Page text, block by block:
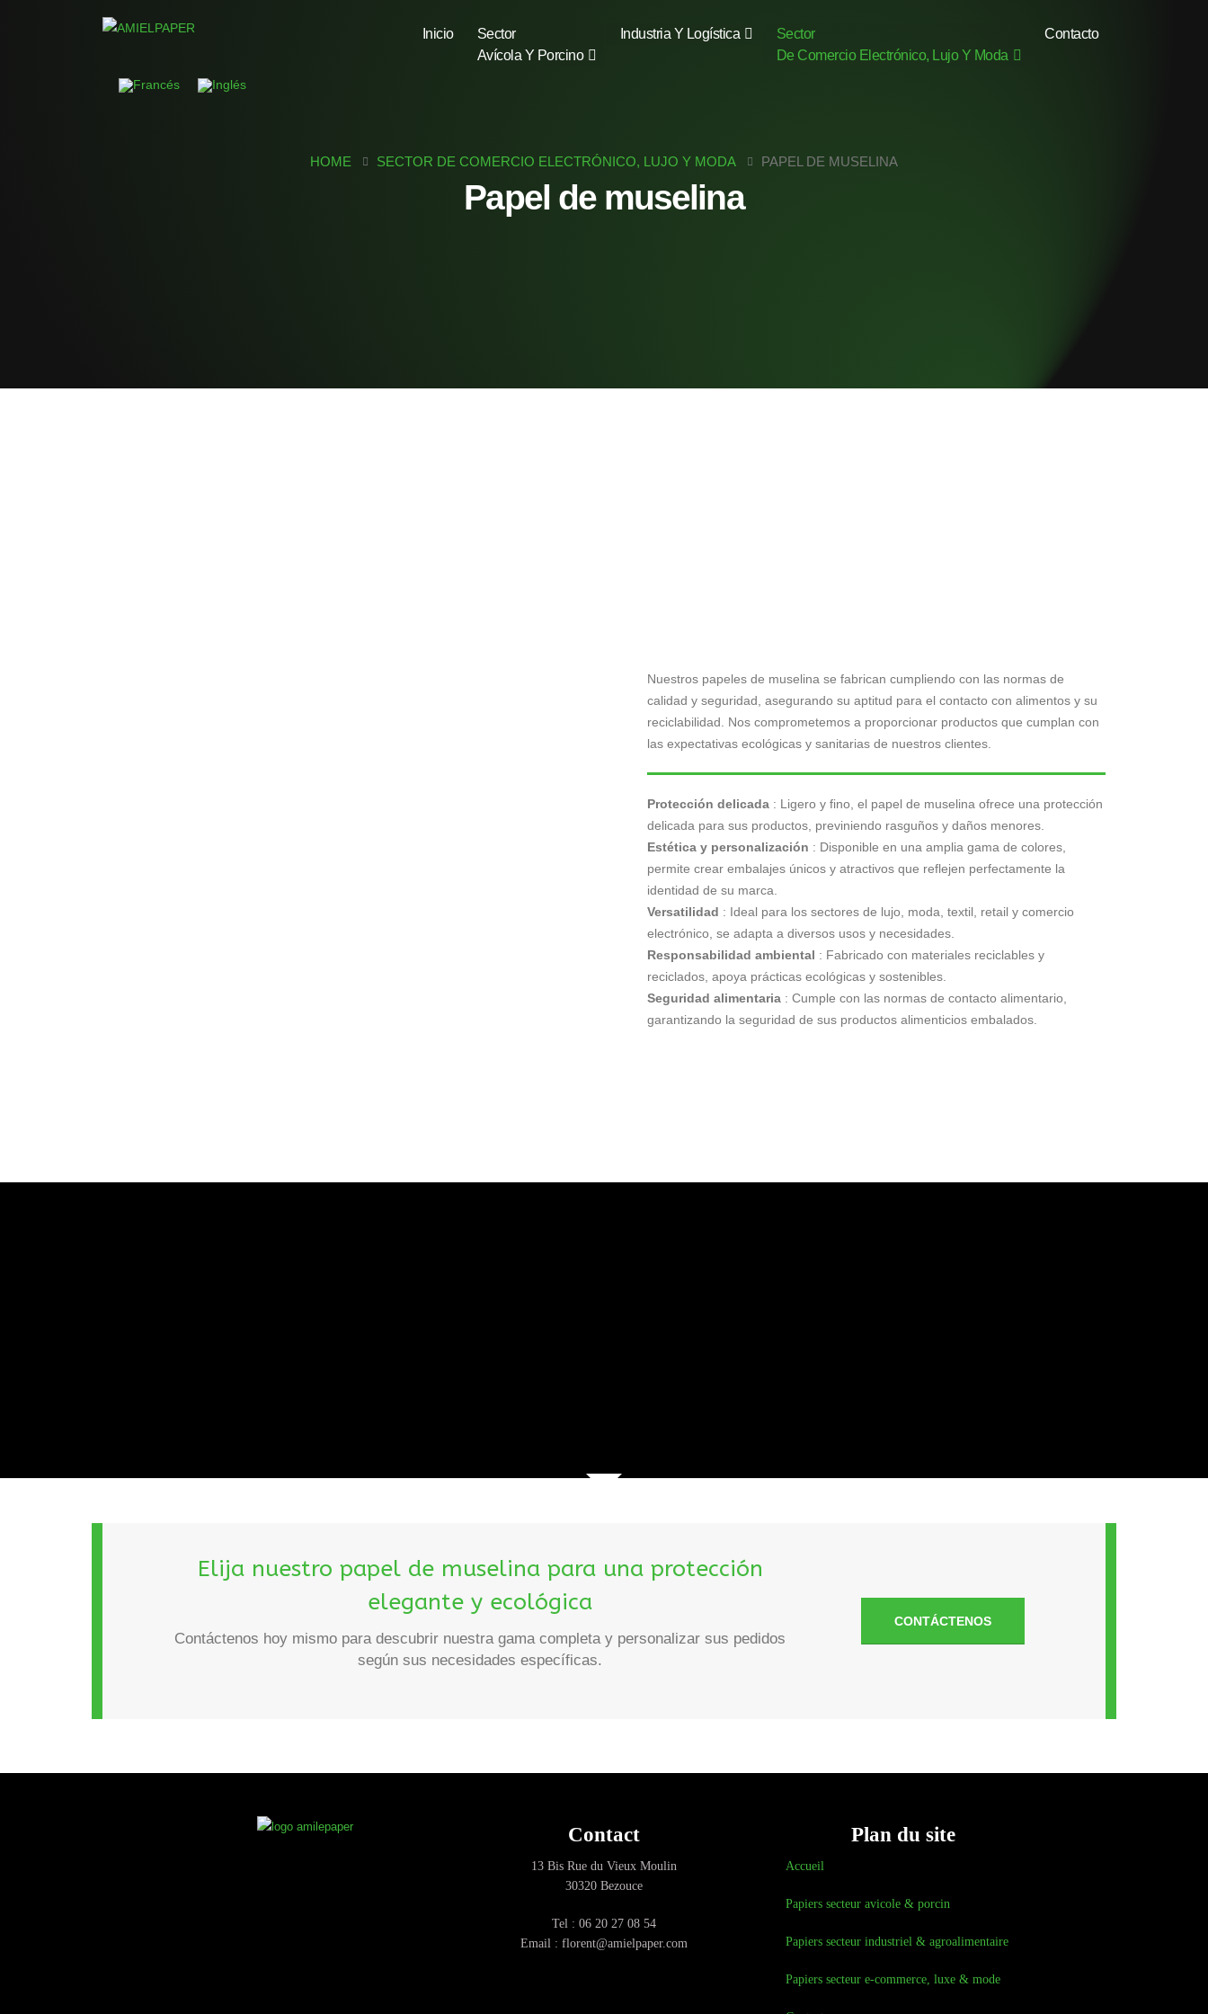
Inicio
Sector
Avícola Y Porcino
Industria Y Logística
Sector
De Comercio Electrónico, Lujo Y Moda
Contacto
HOME SECTOR DE COMERCIO ELECTRÓNICO, LUJO Y MODA PAPEL DE MUSELINA
Papel de muselina
Nuestros papeles de muselina se fabrican cumpliendo con las normas de
calidad y seguridad, asegurando su aptitud para el contacto con alimentos y su
reciclabilidad. Nos comprometemos a proporcionar productos que cumplan con
las expectativas ecológicas y sanitarias de nuestros clientes.
Protección delicada : Ligero y fino, el papel de muselina ofrece una protección
delicada para sus productos, previniendo rasguños y daños menores.
Estética y personalización : Disponible en una amplia gama de colores,
permite crear embalajes únicos y atractivos que reflejen perfectamente la
identidad de su marca.
Versatilidad : Ideal para los sectores de lujo, moda, textil, retail y comercio
electrónico, se adapta a diversos usos y necesidades.
Responsabilidad ambiental : Fabricado con materiales reciclables y
reciclados, apoya prácticas ecológicas y sostenibles.
Seguridad alimentaria : Cumple con las normas de contacto alimentario,
garantizando la seguridad de sus productos alimenticios embalados.
Elija nuestro papel de muselina para una protección
elegante y ecológica
Contáctenos hoy mismo para descubrir nuestra gama completa y personalizar sus pedidos
según sus necesidades específicas.
CONTÁCTENOS
Contact
13 Bis Rue du Vieux Moulin
30320 Bezouce
Tel : 06 20 27 08 54
Email : florent@amielpaper.com
Plan du site
Accueil
Papiers secteur avicole & porcin
Papiers secteur industriel & agroalimentaire
Papiers secteur e-commerce, luxe & mode